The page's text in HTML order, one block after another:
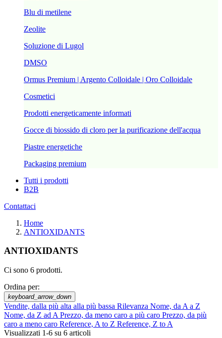
Blu di metilene
Zeolite
Soluzione di Lugol
DMSO
Ormus Premium | Argento Colloidale | Oro Colloidale
Cosmetici
Prodotti energeticamente informati
Gocce di biossido di cloro per la purificazione dell'acqua
Piastre energetiche
Packaging premium
Tutti i prodotti
B2B
Contattaci
Home
ANTIOXIDANTS
ANTIOXIDANTS
Ci sono 6 prodotti.
Ordina per:
keyboard_arrow_down
Vendite, dalla più alta alla più bassa Rilevanza Nome, da A a Z
Nome, da Z ad A Prezzo, da meno caro a più caro Prezzo, da più
caro a meno caro Reference, A to Z Reference, Z to A
Visualizzati 1-6 su 6 articoli